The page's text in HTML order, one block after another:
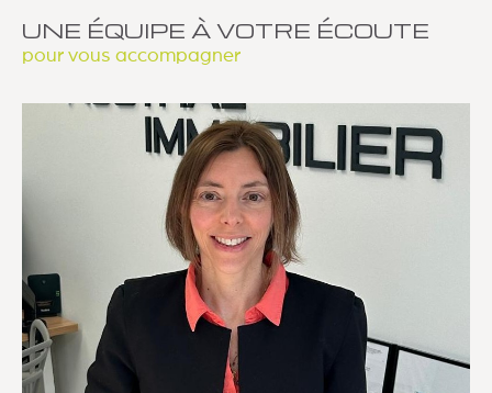
UNE ÉQUIPE À VOTRE ÉCOUTE
pour vous accompagner